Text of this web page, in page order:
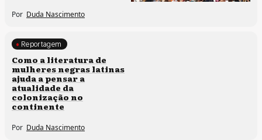
Por Duda Nascimento
Direitos humanos
Reportagem
Como a literatura de
mulheres negras latinas
ajuda a pensar a
atualidade da
colonização no
continente
Por Duda Nascimento